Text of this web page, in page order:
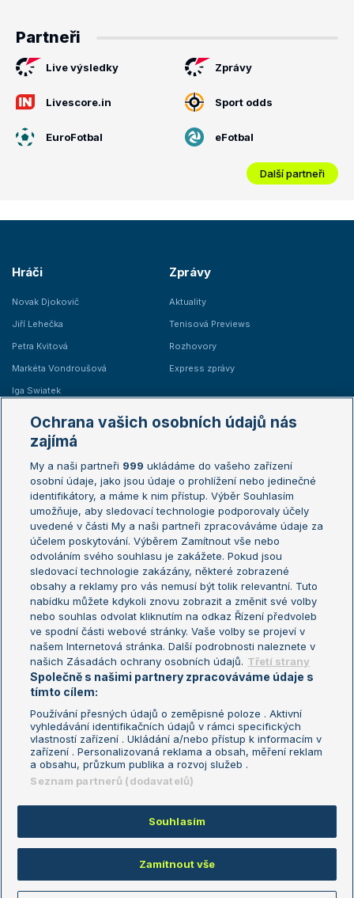
Partneři
Live výsledky Zprávy
Livescore.in Sport odds
EuroFotbal eFotbal
Další partneři
Hráči
Novak Djokovič
Jiří Lehečka
Petra Kvitová
Markéta Vondroušová
Iga Swiatek
Zprávy
Aktuality
Tenisová Previews
Rozhovory
Express zprávy
Žebříčky
Žebříček ATP (muži)
Žebříček WTA (ženy)
Sázkařský žebříček
Australian Open
French Open
Wimbledon
US Open
Turnaj mistrů
Turnaj mistryň
Aktualní trendy
Fotbalové přestupy
Livesport Daily
LS Prague Open
Podmínky užití
Nastavení soukromí
GDPR a žurnalistika
Reklama
Kontakt
Informace o zpracování osobních
údajů
Copyright © 2008-2026 TenisPortal.cz. Využíváme zpravodajství ČTK.
Ochrana vašich osobních údajů nás
zajímá
My a naši partneři 999 ukládáme do vašeho zařízení
osobní údaje, jako jsou údaje o prohlížení nebo jedinečné
identifikátory, a máme k nim přístup. Výběr Souhlasím
umožňuje, aby sledovací technologie podporovaly účely
uvedené v části My a naši partneři zpracováváme údaje za
účelem poskytování. Výběrem Zamítnout vše nebo
odvoláním svého souhlasu je zakážete. Pokud jsou
sledovací technologie zakázány, některé zobrazené
obsahy a reklamy pro vás nemusí být tolik relevantní. Tuto
nabídku můžete kdykoli znovu zobrazit a změnit své volby
nebo souhlas odvolat kliknutím na odkaz Řízení předvoleb
ve spodní části webové stránky. Vaše volby se projeví v
našem Internetová stránka. Další podrobnosti naleznete v
našich Zásadách ochrany osobních údajů. Třetí strany
Společně s našimi partnery zpracováváme údaje s
tímto cílem:
Používání přesných údajů o zeměpisné poloze . Aktivní
vyhledávání identifikačních údajů v rámci specifických
vlastností zařízení . Ukládání a/nebo přístup k informacím v
zařízení . Personalizovaná reklama a obsah, měření reklam
a obsahu, průzkum publika a rozvoj služeb .
Seznam partnerů (dodavatelů)
Souhlasím
Zamítnout vše